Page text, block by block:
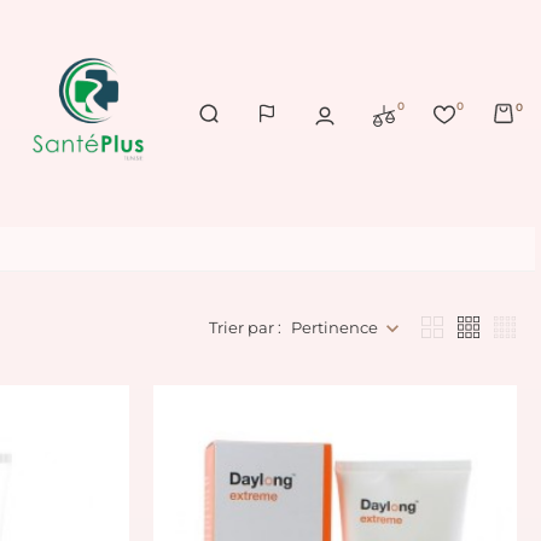
0 0 0
Trier par : Pertinence